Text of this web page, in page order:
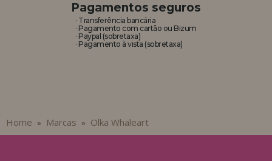
Pagamentos seguros
· Transferência bancária
· Pagamento com cartão ou Bizum
· Paypal (sobretaxa)
· Pagamento à vista (sobretaxa)
Home » Marcas » Olka Whaleart